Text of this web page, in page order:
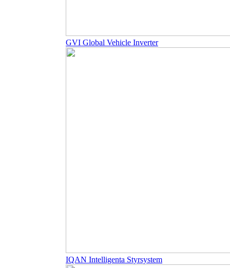
GVI Global Vehicle Inverter
IQAN Intelligenta Styrsystem